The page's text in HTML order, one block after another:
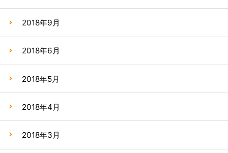
2018年9月
2018年6月
2018年5月
2018年4月
2018年3月